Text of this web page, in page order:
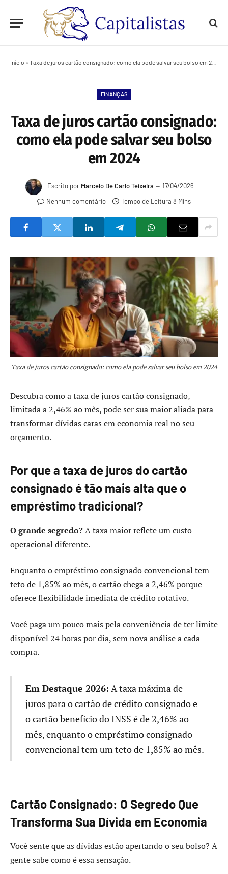
Início » Taxa de juros cartão consignado: como ela pode salvar seu bolso em 2024
FINANÇAS
Taxa de juros cartão consignado:
como ela pode salvar seu bolso
em 2024
Escrito por Marcelo De Carlo Teixeira
17/04/2026
Nenhum comentário
Tempo de Leitura 8 Mins
Taxa de juros cartão consignado: como ela pode salvar seu bolso em 2024
Descubra como a taxa de juros cartão consignado,
limitada a 2,46% ao mês, pode ser sua maior aliada para
transformar dívidas caras em economia real no seu
orçamento.
Por que a taxa de juros do cartão
consignado é tão mais alta que o
empréstimo tradicional?
O grande segredo?A taxa maior reflete um custo
operacional diferente.
Enquanto o empréstimo consignado convencional tem
teto de 1,85% ao mês, o cartão chega a 2,46% porque
oferece flexibilidade imediata de crédito rotativo.
Você paga um pouco mais pela conveniência de ter limite
disponível 24 horas por dia, sem nova análise a cada
compra.
Em Destaque 2026: A taxa máxima de
juros para o cartão de crédito consignado e
o cartão benefício do INSS é de 2,46% ao
mês, enquanto o empréstimo consignado
convencional tem um teto de 1,85% ao mês.
Cartão Consignado: O Segredo Que
Transforma Sua Dívida em Economia
Você sente que as dívidas estão apertando o seu bolso? A
gente sabe como é essa sensação.